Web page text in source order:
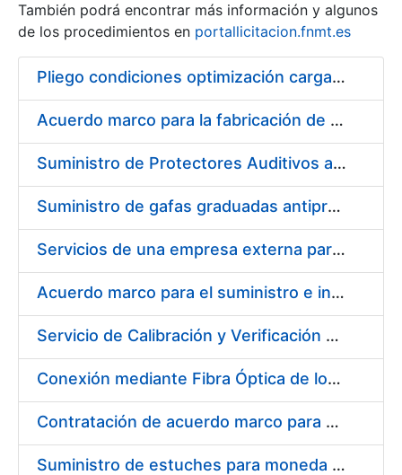
También podrá encontrar más información y algunos
de los procedimientos en portallicitacion.fnmt.es
Pliego condiciones optimización cargas compras firmado
Acuerdo marco para la fabricación de piezas
Suministro de Protectores Auditivos a medida para las personas trabajadoras de los Centros de Trabajo de Madrid y Burgos
Suministro de gafas graduadas antiproyecciones para los trabajadores de la FNMT-RCM en los centros de trabajo de Madrid y Burgos
Servicios de una empresa externa para el asesoramiento y resolución de los recursos de alzada que se presentan relacionados con procesos de selección para la FNMT-RCM
Acuerdo marco para el suministro e instalación de persianas, estores y otros complementos
Servicio de Calibración y Verificación Externa de los Equipos de Medición del Servicio de Prevención de la FNMT-RCM
Conexión mediante Fibra Óptica de los Centros de Proceso de Datos (CPDs) de las sedes de la FNMT-RCM de Burgos y Madrid
Contratación de acuerdo marco para el Suministro de Material de Electricidad para la Fábrica Nacional de Moneda y Timbre-Real Casa de la Moneda en su centro de trabajo de Burgos
Suministro de estuches para moneda de 30 €